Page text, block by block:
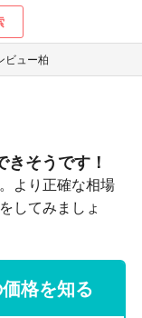
ビュー柏
きそうです！
より正確な相場
してみましょ
格を知る